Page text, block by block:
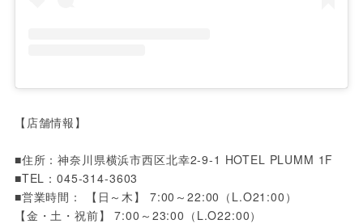
【店舗情報】
■住所：神奈川県横浜市西区北幸2-9-1 HOTEL PLUMM 1F
■TEL：045-314-3603
■営業時間： 【日～木】 7:00～22:00（L.O21:00）
【金・土・祝前】 7:00～23:00（L.O22:00）